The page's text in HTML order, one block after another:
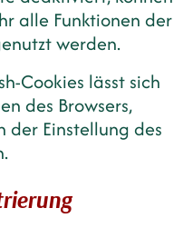
alle Funktionen der
werden.
Cookies lässt sich
des Browsers,
der Einstellung des